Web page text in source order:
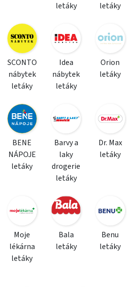
letáky
letáky
SCONTO
nábytek
letáky
Idea
nábytek
letáky
Orion
letáky
BENE
NÁPOJE
letáky
Barvy a
laky
drogerie
letáky
Dr. Max
letáky
Moje
lékárna
letáky
Bala
letáky
Benu
letáky